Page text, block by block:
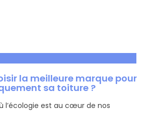
la meilleure marque pour
sa toiture ?
l’écologie est au cœur de nos